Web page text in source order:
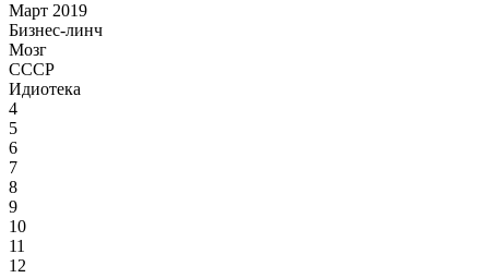
Март 2019
Бизнес-линч
Мозг
СССР
Идиотека
4
5
6
7
8
9
10
11
12